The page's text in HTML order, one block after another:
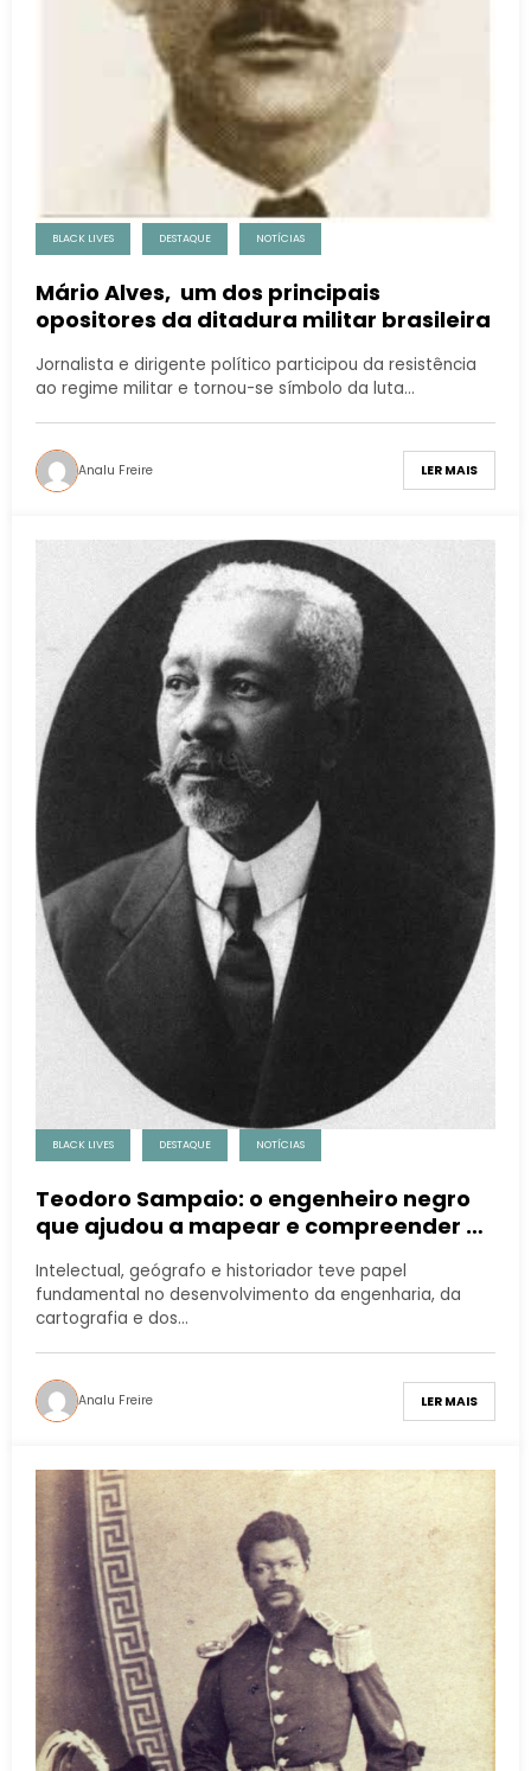
BLACK LIVES DESTAQUE NOTÍCIAS
Mário Alves, um dos principais
opositores da ditadura militar brasileira
Jornalista e dirigente político participou da resistência
ao regime militar e tornou-se símbolo da luta…
Analu Freire LER MAIS
BLACK LIVES DESTAQUE NOTÍCIAS
Teodoro Sampaio: o engenheiro negro
que ajudou a mapear e compreender o
Intelectual, geógrafo e historiador teve papel
fundamental no desenvolvimento da engenharia, da
cartografia e dos…
Analu Freire LER MAIS